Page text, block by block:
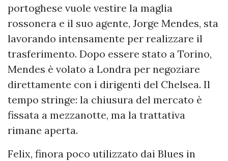
portoghese vuole vestire la maglia
rossonera e il suo agente, Jorge Mendes, sta
lavorando intensamente per realizzare il
trasferimento. Dopo essere stato a Torino,
Mendes è volato a Londra per negoziare
direttamente con i dirigenti del Chelsea. Il
tempo stringe: la chiusura del mercato è
fissata a mezzanotte, ma la trattativa
rimane aperta.
Felix, finora poco utilizzato dai Blues in